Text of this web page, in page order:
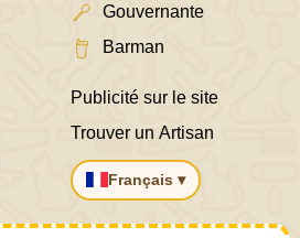
Gouvernante
Barman
Publicité sur le site
Trouver un Artisan
Français ▾